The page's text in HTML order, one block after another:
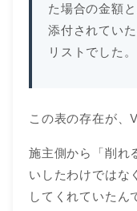
た場合の金額
添付されてい
リストでした。
この表の存在が、
施主側から「削れ
いしたわけではな
してくれていたん